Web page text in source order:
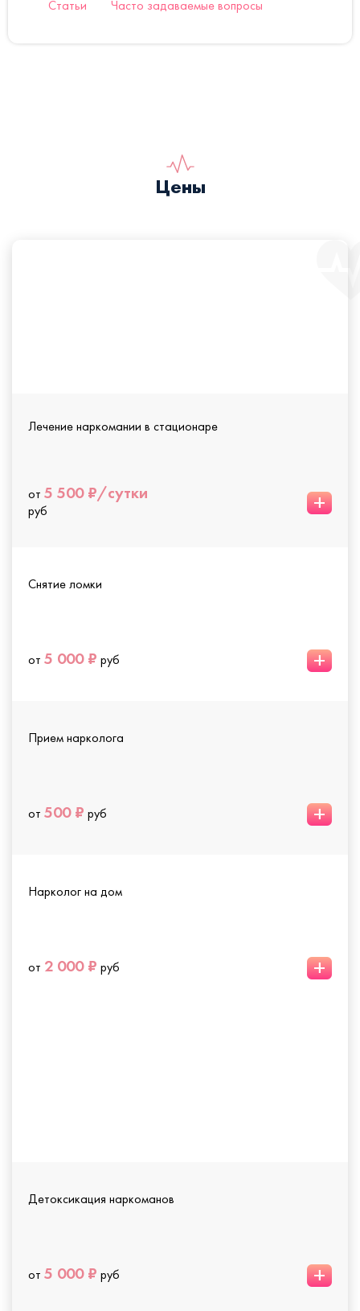
Статьи Часто задаваемые вопросы
Цены
Лечение наркомании в стационаре
от 5 500 ₽/сутки
руб +
Снятие ломки
от 5 000 ₽ руб +
Прием нарколога
от 500 ₽ руб +
Нарколог на дом
от 2 000 ₽ руб +
Детоксикация наркоманов
от 5 000 ₽ руб +